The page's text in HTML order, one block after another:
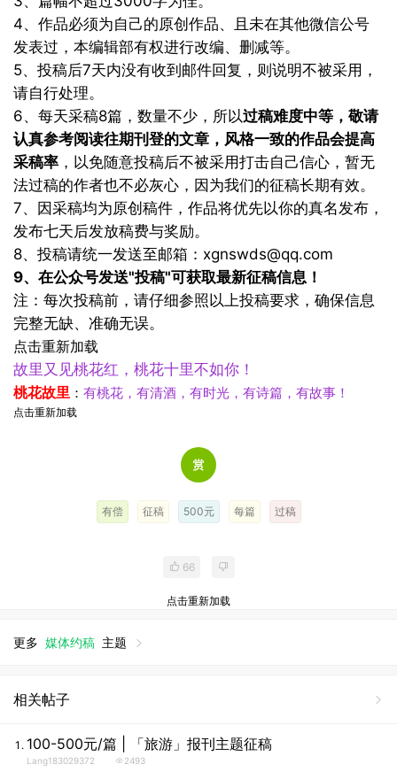
4、作品必须为自己的原创作品、且未在其他微信公号
发表过，本编辑部有权进行改编、删减等。
5、投稿后7天内没有收到邮件回复，则说明不被采用，
请自行处理。
6、每天采稿8篇，数量不少，所以过稿难度中等，敬请
认真参考阅读往期刊登的文章，风格一致的作品会提高
采稿率 ，以免随意投稿后不被采用打击自己信心，暂无
法过稿的作者也不必灰心，因为我们的征稿长期有效。
7、因采稿均为原创稿件，作品将优先以你的真名发布，
发布七天后发放稿费与奖励。
8、投稿请统一发送至邮箱： xgnswds@qq.com
9、在公众号发送"投稿"可获取最新征稿信息！
注：每次投稿前，请仔细参照以上投稿要求，确保信息
完整无缺、准确无误。
点击重新加载
故里又见桃花红，桃花十里不如你！
桃花故里 ： 有桃花，有清酒，有时光，有诗篇，有故事！
点击重新加载
有偿 征稿 500元 每篇 过稿
66
点击重新加载
更多 媒体约稿 主题
相关帖子
100-500元/篇 | 「旅游」报刊主题征稿
Lang183029372 2493